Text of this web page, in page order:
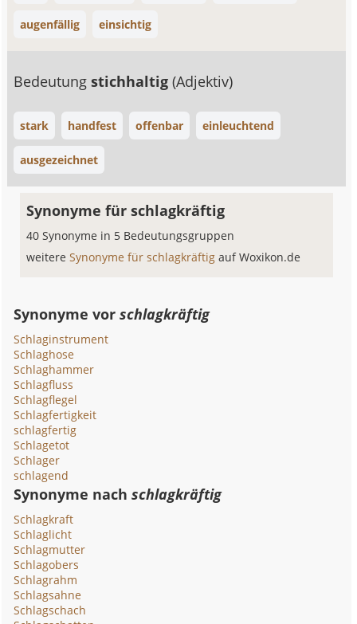
augenfällig einsichtig
Bedeutungstichhaltig(Adjektiv)
stark handfest offenbar einleuchtend
ausgezeichnet
Synonyme für schlagkräftig
40 Synonyme in 5 Bedeutungsgruppen
weitereSynonyme für schlagkräftigauf Woxikon.de
Synonyme vorschlagkräftig
Schlaginstrument
Schlaghose
Schlaghammer
Schlagfluss
Schlagflegel
Schlagfertigkeit
schlagfertig
Schlagetot
Schlager
schlagend
Synonyme nachschlagkräftig
Schlagkraft
Schlaglicht
Schlagmutter
Schlagobers
Schlagrahm
Schlagsahne
Schlagschach